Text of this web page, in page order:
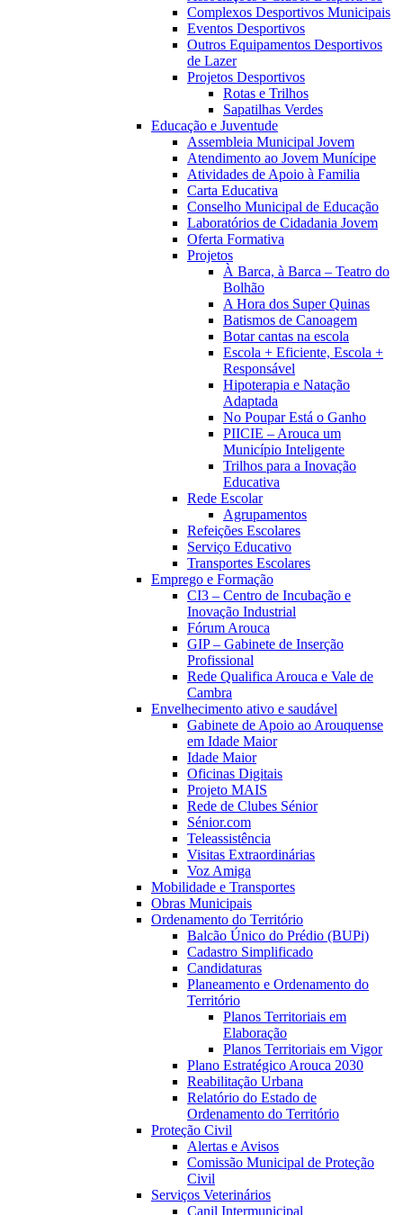
Complexos Desportivos Municipais
Eventos Desportivos
Outros Equipamentos Desportivos
de Lazer
Projetos Desportivos
Rotas e Trilhos
Sapatilhas Verdes
Educação e Juventude
Assembleia Municipal Jovem
Atendimento ao Jovem Munícipe
Atividades de Apoio à Familia
Carta Educativa
Conselho Municipal de Educação
Laboratórios de Cidadania Jovem
Oferta Formativa
Projetos
À Barca, à Barca – Teatro do
Bolhão
A Hora dos Super Quinas
Batismos de Canoagem
Botar cantas na escola
Escola + Eficiente, Escola +
Responsável
Hipoterapia e Natação
Adaptada
No Poupar Está o Ganho
PIICIE – Arouca um
Município Inteligente
Trilhos para a Inovação
Educativa
Rede Escolar
Agrupamentos
Refeições Escolares
Serviço Educativo
Transportes Escolares
Emprego e Formação
CI3 – Centro de Incubação e
Inovação Industrial
Fórum Arouca
GIP – Gabinete de Inserção
Profissional
Rede Qualifica Arouca e Vale de
Cambra
Envelhecimento ativo e saudável
Gabinete de Apoio ao Arouquense
em Idade Maior
Idade Maior
Oficinas Digitais
Projeto MAIS
Rede de Clubes Sénior
Sénior.com
Teleassistência
Visitas Extraordinárias
Voz Amiga
Mobilidade e Transportes
Obras Municipais
Ordenamento do Território
Balcão Único do Prédio (BUPi)
Cadastro Simplificado
Candidaturas
Planeamento e Ordenamento do
Território
Planos Territoriais em
Elaboração
Planos Territoriais em Vigor
Plano Estratégico Arouca 2030
Reabilitação Urbana
Relatório do Estado de
Ordenamento do Território
Proteção Civil
Alertas e Avisos
Comissão Municipal de Proteção
Civil
Serviços Veterinários
Canil Intermunicipal